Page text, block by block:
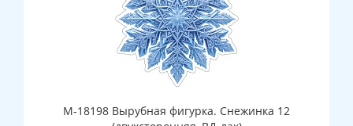
М-18198 Вырубная фигурка. Снежинка 12